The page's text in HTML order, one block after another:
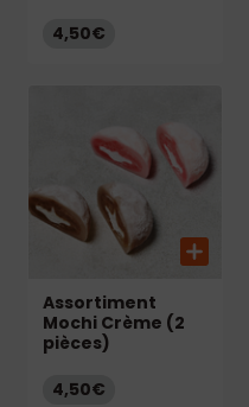
4,50€
Assortiment
Mochi Crème (2
pièces)
4,50€